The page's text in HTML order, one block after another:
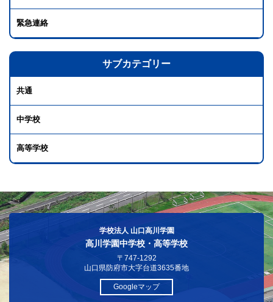
緊急連絡
サブカテゴリー
共通
中学校
高等学校
学校法人 山口高川学園
高川学園中学校・高等学校
〒747-1292
山口県防府市大字台道3635番地
Googleマップ